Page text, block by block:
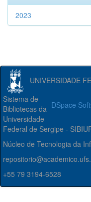
2023
UNIVERSIDADE
DSpace
Sistema de
Bibliotecas da
Universidade
Federal de Sergipe -
Núcleo de Tecnologia da
+55 79 3194-6528